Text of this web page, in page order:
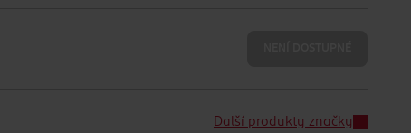
Další produkty značky